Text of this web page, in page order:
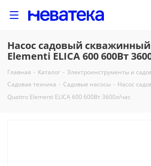
Насос садовый
Elementi ELICA 600 600Вт
Главная - Каталог - Электроинструменты и
Садовая техника - Садовые насосы - Насос
Quattro Elementi ELICA 600 600Вт 3600л/час